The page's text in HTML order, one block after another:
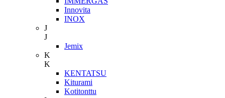
Innovita
INOX
J
J
Jemix
K
K
KENTATSU
Kiturami
Kotitonttu